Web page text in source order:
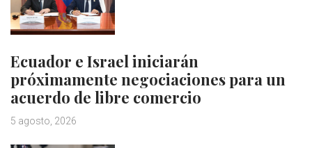
Ecuador e Israel iniciarán
próximamente negociaciones para un
acuerdo de libre comercio
5 agosto, 2026